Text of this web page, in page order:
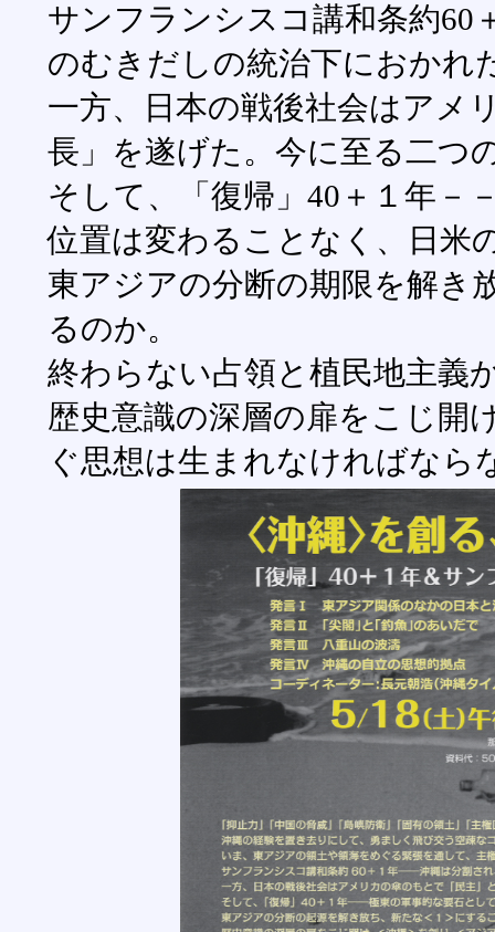
サンフランシスコ講和条約60
のむきだしの統治下におかれ
一方、日本の戦後社会はアメ
長」を遂げた。今に至る二つ
そして、「復帰」40＋１年－
位置は変わることなく、日米
東アジアの分断の期限を解き
るのか。
終わらない占領と植民地主義
歴史意識の深層の扉をこじ開
ぐ思想は生まれなければなら